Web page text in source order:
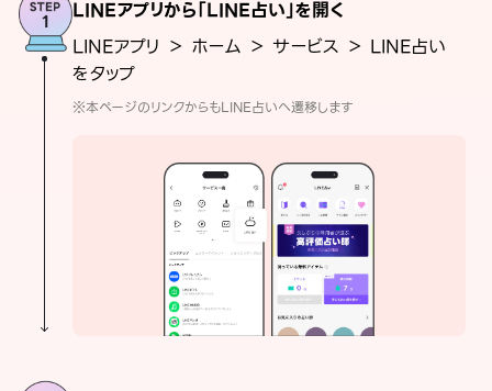
LINEアプリから「LINE占い」を開く
LINEアプリ ＞ ホーム ＞ サービス ＞ LINE占い
をタップ
※本ページのリンクからもLINE占いへ遷移します